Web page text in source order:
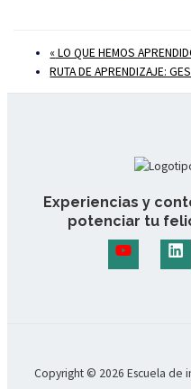
«LO QUE HEMOS
RUTA DE APRENDIZAJE:
Experiencias y
potenciar tu
Copyright © 2026 Escuela de